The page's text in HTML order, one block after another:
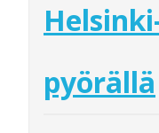
pyörällä